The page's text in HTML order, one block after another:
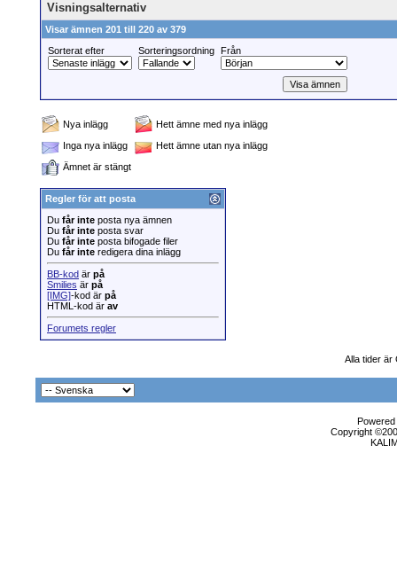
Visningsalternativ
Visar ämnen 201 till 220 av 379
Sorterat efter
Sorteringsordning Från
Nya inlägg
Hett ämne med nya inlägg
Inga nya inlägg
Hett ämne utan nya inlägg
Ämnet är stängt
Regler för att posta
Du får inte posta nya ämnen
Du får inte posta svar
Du får inte posta bifogade filer
Du får inte redigera dina inlägg
BB-kod är på
Smilies är på
[IMG]-kod är på
HTML-kod är av
Forumets regler
Alla tider är
Copyright